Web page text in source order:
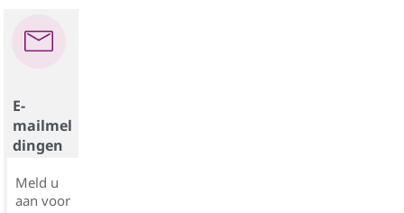
E-
mailmel
dingen
Meld u
aan voor